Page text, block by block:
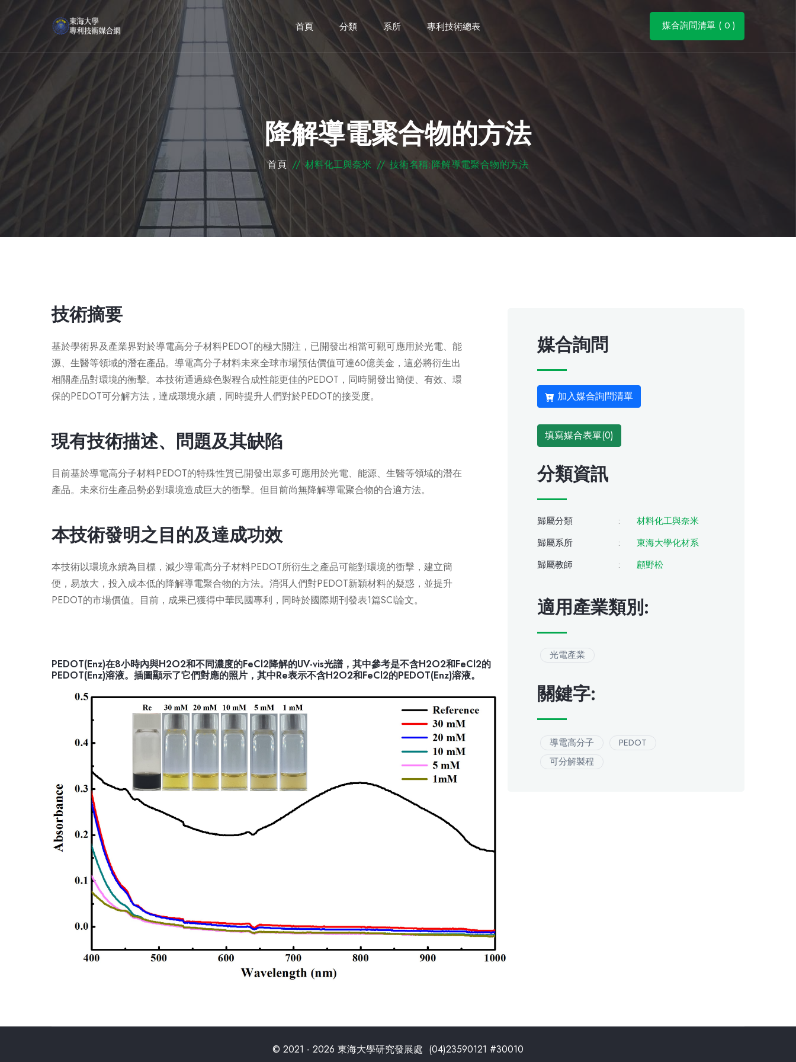
首頁 分類 系所 專利技術總表 媒合詢問清單 ( 0 )
降解導電聚合物的方法
首頁 // 材料化工與奈米 // 技術名稱:降解導電聚合物的方法
技術摘要
基於學術界及產業界對於導電高分子材料PEDOT的極大關注，已開發出相當可觀可應用於光電、能
源、生醫等領域的潛在產品。導電高分子材料未來全球市場預估價值可達60億美金，這必將衍生出
相關產品對環境的衝擊。本技術通過綠色製程合成性能更佳的PEDOT，同時開發出簡便、有效、環
保的PEDOT可分解方法，達成環境永續，同時提升人們對於PEDOT的接受度。
現有技術描述、問題及其缺陷
目前基於導電高分子材料PEDOT的特殊性質已開發出眾多可應用於光電、能源、生醫等領域的潛在
產品。未來衍生產品勢必對環境造成巨大的衝擊。但目前尚無降解導電聚合物的合適方法。
本技術發明之目的及達成功效
本技術以環境永續為目標，減少導電高分子材料PEDOT所衍生之產品可能對環境的衝擊，建立簡
便，易放大，投入成本低的降解導電聚合物的方法。消弭人們對PEDOT新穎材料的疑惑，並提升
PEDOT的市場價值。目前，成果已獲得中華民國專利，同時於國際期刊發表1篇SCI論文。
PEDOT(Enz)在8小時內與H2O2和不同濃度的FeCl2降解的UV-vis光譜，其中參考是不含H2O2和FeCl2的
PEDOT(Enz)溶液。插圖顯示了它們對應的照片，其中Re表示不含H2O2和FeCl2的PEDOT(Enz)溶液。
媒合詢問
加入媒合詢問清單
填寫媒合表單(0)
分類資訊
歸屬分類 :
材料化工與奈米
歸屬系所
:
東海大學化材系
歸屬教師
: 顧野松
適用產業類別:
光電產業
關鍵字:
導電高分子
PEDOT
可分解製程
© 2021 - 2026 東海大學研究發展處 (04)23590121 #30010